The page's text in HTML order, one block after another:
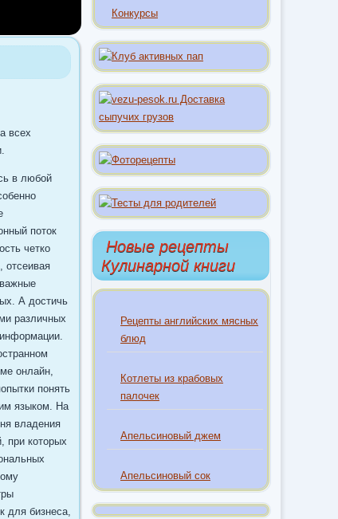
всех
в любой
поток
четко
отсеивая
А достичь
различных
онлайн,
понять
языком. На
владения
при которых
для бизнеса,
Конкурсы
Новые рецепты
Кулинарной книги
Рецепты английских мясных
блюд
Котлеты из крабовых
палочек
Апельсиновый джем
Апельсиновый сок